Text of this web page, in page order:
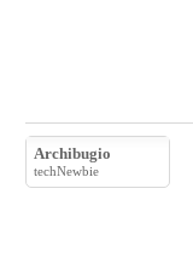
Archibugio
techNewbie